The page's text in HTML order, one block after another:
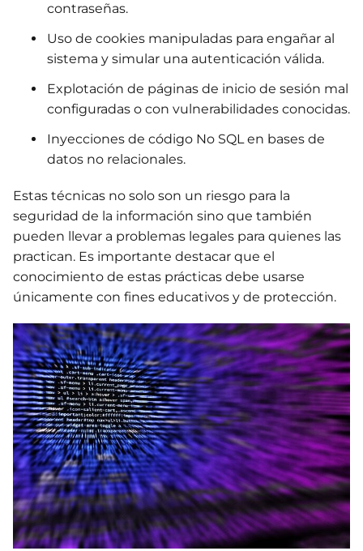
contraseñas.
Uso de cookies manipuladas para engañar al
sistema y simular una autenticación válida.
Explotación de páginas de inicio de sesión mal
configuradas o con vulnerabilidades conocidas.
Inyecciones de código No SQL en bases de
datos no relacionales.
Estas técnicas no solo son un riesgo para la
seguridad de la información sino que también
pueden llevar a problemas legales para quienes las
practican. Es importante destacar que el
conocimiento de estas prácticas debe usarse
únicamente con fines educativos y de protección.